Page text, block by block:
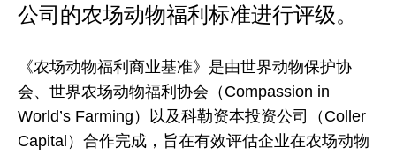
公司的农场动物福利标准进行评级。
《农场动物福利商业基准》是由世界动物保护协
会、世界农场动物福利协会（Compassion in
World’s Farming）以及科勒资本投资公司（Coller
Capital）合作完成，旨在有效评估企业在农场动物